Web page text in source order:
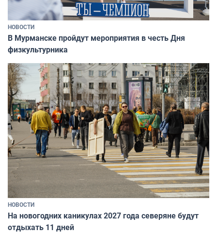
НОВОСТИ
В Мурманске пройдут мероприятия в честь Дня
физкультурника
НОВОСТИ
На новогодних каникулах 2027 года северяне будут
отдыхать 11 дней